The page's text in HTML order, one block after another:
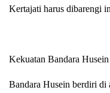
Kertajati harus dibarengi
Kekuatan Bandara Husein
Bandara Husein berdiri di